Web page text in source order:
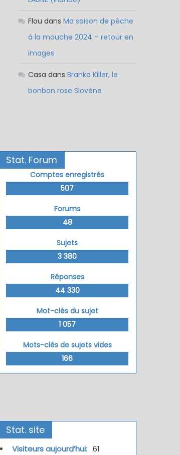
Flou dansMa saison de pêche
à la mouche 2024 – retour en
images
Casa dansBranko Killer, le
bonbon rose Slovène
Stat. Forum
Comptes enregistrés
507
Forums
48
Sujets
3 380
Réponses
44 330
Mot-clés du sujet
1 057
Mots-clés de sujets vides
166
Stat. site
Visiteurs aujourd’hui: 61